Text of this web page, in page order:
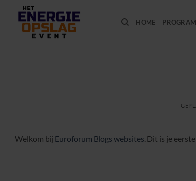
inhoud
HOME
Welkom bij Euroforum Blogs websites . Dit is je